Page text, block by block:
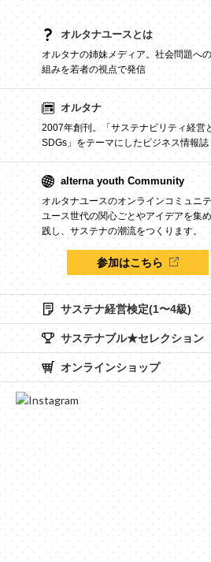
オルタナユースとは
オルタナの姉妹メディア。社会問題へ
組みを若者の視点で発信
オルタナ
2007年創刊。「サステナビリティ経営
SDGs」をテーマにしたビジネス情報誌
alterna youth Community
オルタナユースのオンラインコミュニテ
ユース世代の関心ごとやアイデアを集
践し、サステナの潮流をつくります。
参加はこちら
サステナ経営検定(1〜4級)
サステナブル★セレクション
オンラインショップ